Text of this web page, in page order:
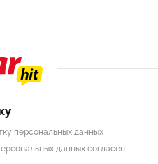
персональных данных
данных согласен